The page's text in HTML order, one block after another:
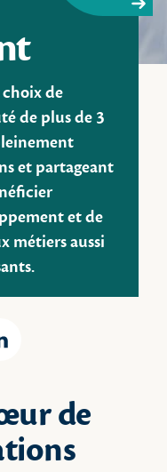
choix de
de plus de 3
et partageant
et de
métiers aussi
de